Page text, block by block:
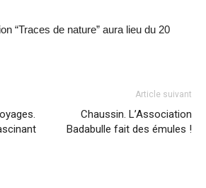
“Traces de nature” aura lieu du 20
Article suivant
Chaussin. L’Association
Badabulle fait des émules !